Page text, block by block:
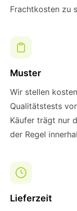
Frachtkosten zu
Muster
Wir stellen
Qualitätstests
Käufer trägt nur
der Regel
Lieferzeit